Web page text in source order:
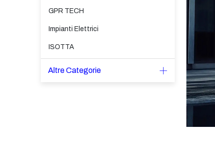
GPR TECH
Impianti Elettrici
ISOTTA
Altre Categorie